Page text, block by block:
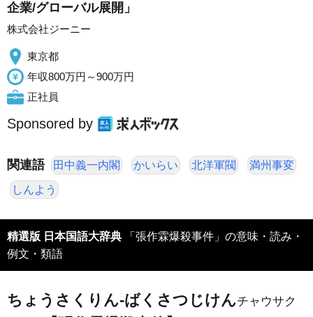
企業/グローバル展開」
株式会社ジーニー
東京都
年収800万円～900万円
正社員
Sponsored by
関連語 田中義一内閣 かいらい 北洋軍閥 満州事変
しんよう
精選版 日本国語大辞典 「張作霖爆殺事件」の意味・読み・
例文・類語
ちょうさくりん‐ばくさつじけんチャウサク